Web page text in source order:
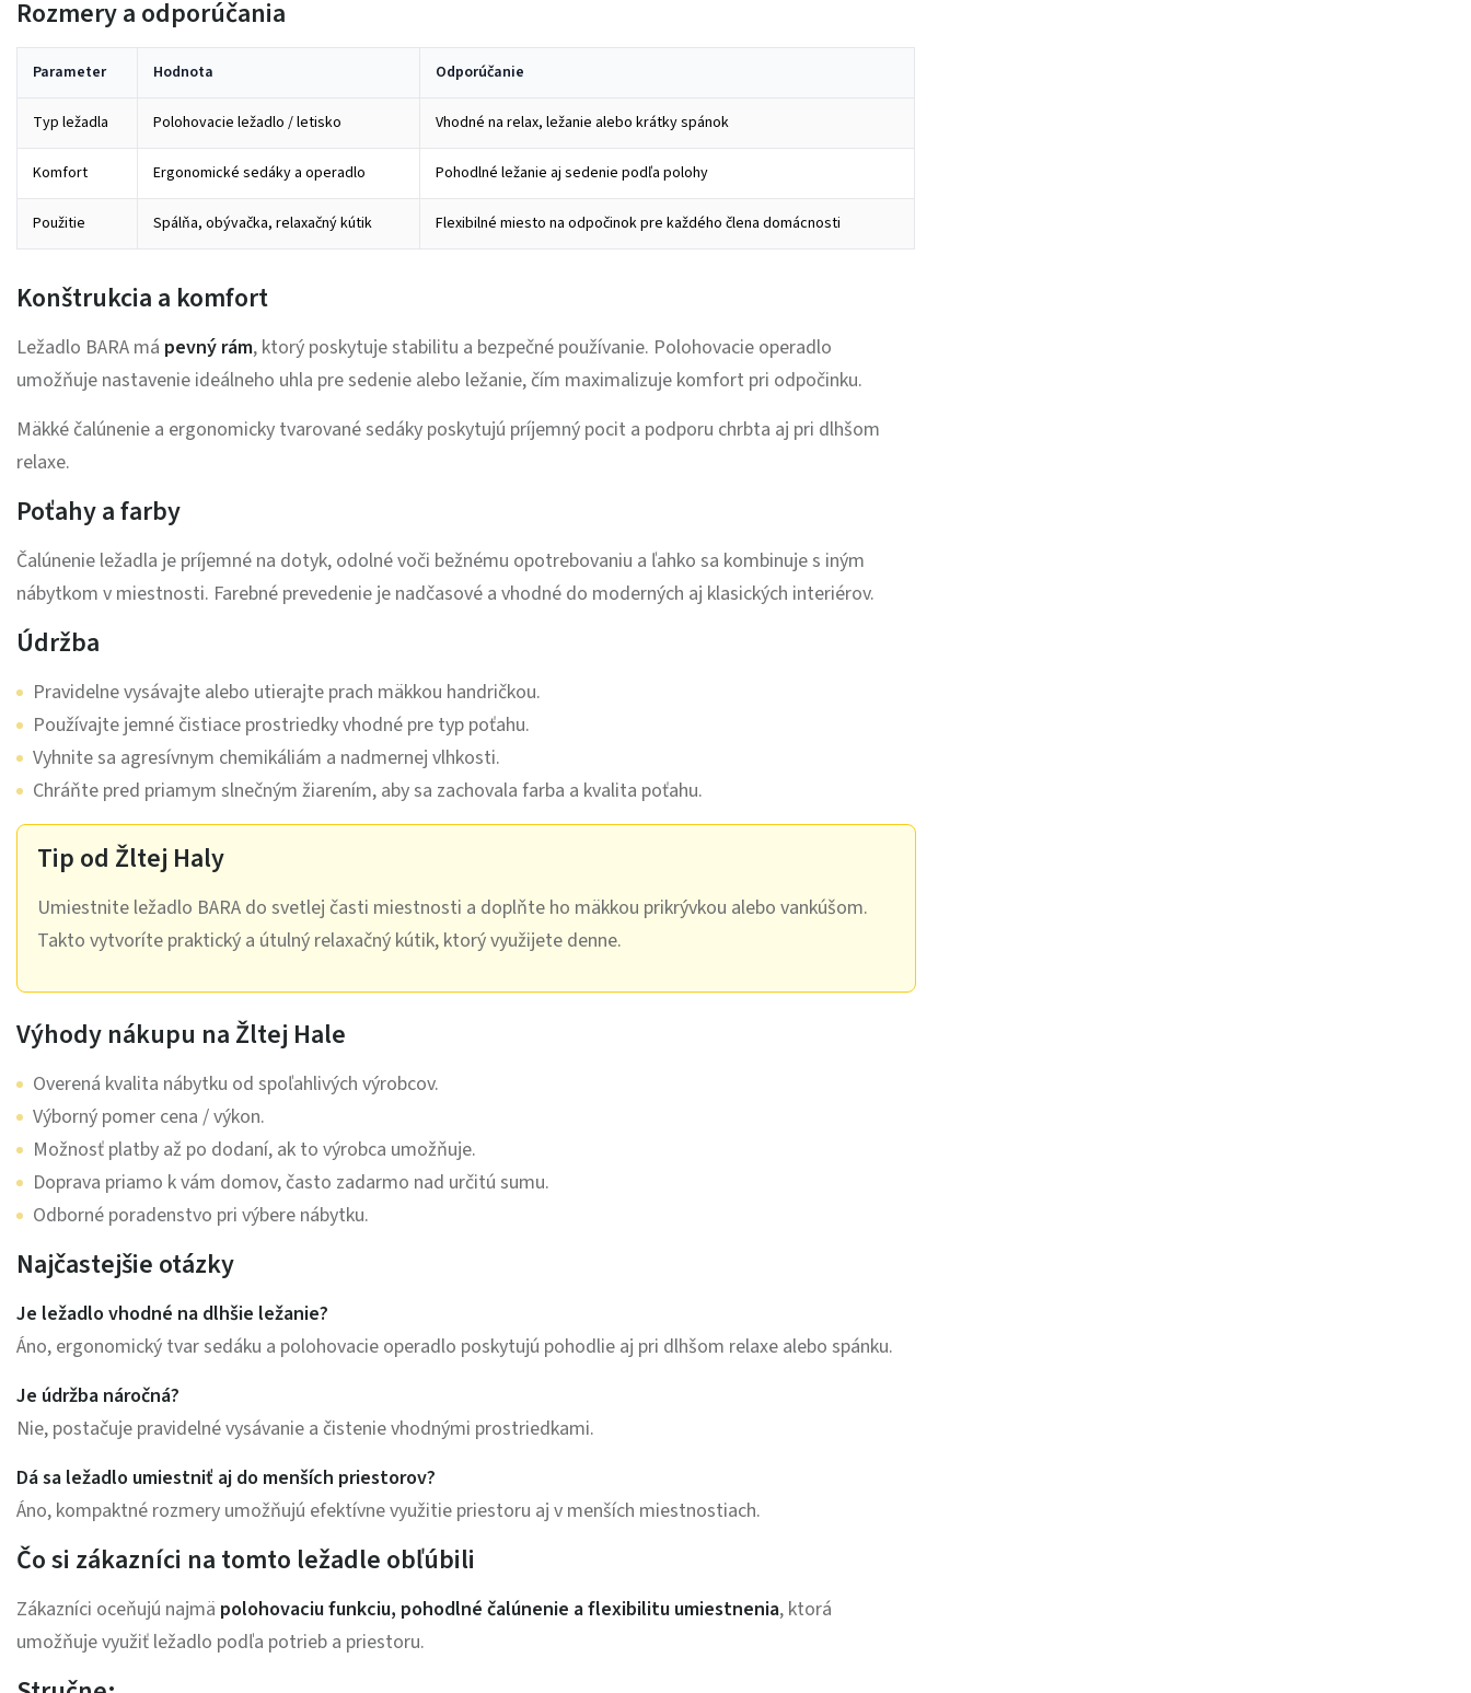
Rozmery a odporúčania
Parameter Hodnota Odporúčanie
Typ ležadla Polohovacie ležadlo / letisko Vhodné na relax, ležanie alebo krátky spánok
Komfort Ergonomické sedáky a operadlo Pohodlné ležanie aj sedenie podľa polohy
Použitie Spálňa, obývačka, relaxačný kútik Flexibilné miesto na odpočinok pre každého člena domácnosti
Konštrukcia a komfort
Ležadlo BARA má pevný rám, ktorý poskytuje stabilitu a bezpečné používanie. Polohovacie operadlo
umožňuje nastavenie ideálneho uhla pre sedenie alebo ležanie, čím maximalizuje komfort pri odpočinku.
Mäkké čalúnenie a ergonomicky tvarované sedáky poskytujú príjemný pocit a podporu chrbta aj pri dlhšom
relaxe.
Poťahy a farby
Čalúnenie ležadla je príjemné na dotyk, odolné voči bežnému opotrebovaniu a ľahko sa kombinuje s iným
nábytkom v miestnosti. Farebné prevedenie je nadčasové a vhodné do moderných aj klasických interiérov.
Údržba
Pravidelne vysávajte alebo utierajte prach mäkkou handričkou.
Používajte jemné čistiace prostriedky vhodné pre typ poťahu.
Vyhnite sa agresívnym chemikáliám a nadmernej vlhkosti.
Chráňte pred priamym slnečným žiarením, aby sa zachovala farba a kvalita poťahu.
Tip od Žltej Haly
Umiestnite ležadlo BARA do svetlej časti miestnosti a doplňte ho mäkkou prikrývkou alebo vankúšom.
Takto vytvoríte praktický a útulný relaxačný kútik, ktorý využijete denne.
Výhody nákupu na Žltej Hale
Overená kvalita nábytku od spoľahlivých výrobcov.
Výborný pomer cena / výkon.
Možnosť platby až po dodaní, ak to výrobca umožňuje.
Doprava priamo k vám domov, často zadarmo nad určitú sumu.
Odborné poradenstvo pri výbere nábytku.
Najčastejšie otázky
Je ležadlo vhodné na dlhšie ležanie?
Áno, ergonomický tvar sedáku a polohovacie operadlo poskytujú pohodlie aj pri dlhšom relaxe alebo spánku.
Je údržba náročná?
Nie, postačuje pravidelné vysávanie a čistenie vhodnými prostriedkami.
Dá sa ležadlo umiestniť aj do menších priestorov?
Áno, kompaktné rozmery umožňujú efektívne využitie priestoru aj v menších miestnostiach.
Čo si zákazníci na tomto ležadle obľúbili
Zákazníci oceňujú najmä polohovaciu funkciu, pohodlné čalúnenie a flexibilitu umiestnenia, ktorá
umožňuje využiť ležadlo podľa potrieb a priestoru.